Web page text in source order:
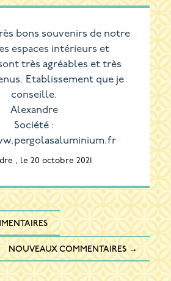
bons souvenirs de notre
espaces intérieurs et
très agréables et très
Etablissement que je
conseille.
Alexandre
Société :
, le 20 octobre 2021
NOUVEAUX COMMENTAIRES →